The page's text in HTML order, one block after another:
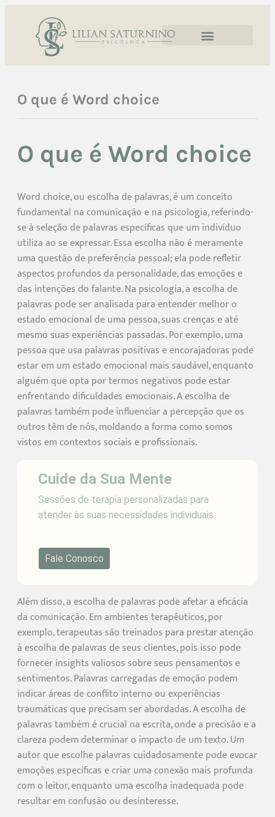
O que é Word choice
O que é Word choice
Word choice, ou escolha de palavras, é um conceito
fundamental na comunicação e na psicologia, referindo-
se à seleção de palavras específicas que um indivíduo
utiliza ao se expressar. Essa escolha não é meramente
uma questão de preferência pessoal; ela pode refletir
aspectos profundos da personalidade, das emoções e
das intenções do falante. Na psicologia, a escolha de
palavras pode ser analisada para entender melhor o
estado emocional de uma pessoa, suas crenças e até
mesmo suas experiências passadas. Por exemplo, uma
pessoa que usa palavras positivas e encorajadoras pode
estar em um estado emocional mais saudável, enquanto
alguém que opta por termos negativos pode estar
enfrentando dificuldades emocionais. A escolha de
palavras também pode influenciar a percepção que os
outros têm de nós, moldando a forma como somos
vistos em contextos sociais e profissionais.
Cuide da Sua Mente
Sessões de terapia personalizadas para
atender às suas necessidades individuais.
Fale Conosco
Além disso, a escolha de palavras pode afetar a eficácia
da comunicação. Em ambientes terapêuticos, por
exemplo, terapeutas são treinados para prestar atenção
à escolha de palavras de seus clientes, pois isso pode
fornecer insights valiosos sobre seus pensamentos e
sentimentos. Palavras carregadas de emoção podem
indicar áreas de conflito interno ou experiências
traumáticas que precisam ser abordadas. A escolha de
palavras também é crucial na escrita, onde a precisão e a
clareza podem determinar o impacto de um texto. Um
autor que escolhe palavras cuidadosamente pode evocar
emoções específicas e criar uma conexão mais profunda
com o leitor, enquanto uma escolha inadequada pode
resultar em confusão ou desinteresse.